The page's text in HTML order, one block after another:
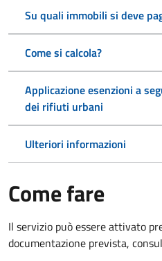
Su quali immobili si deve
Come si calcola?
Applicazione esenzioni a
dei rifiuti urbani
Ulteriori informazioni
Come fare
Il servizio può essere attivato
documentazione prevista,